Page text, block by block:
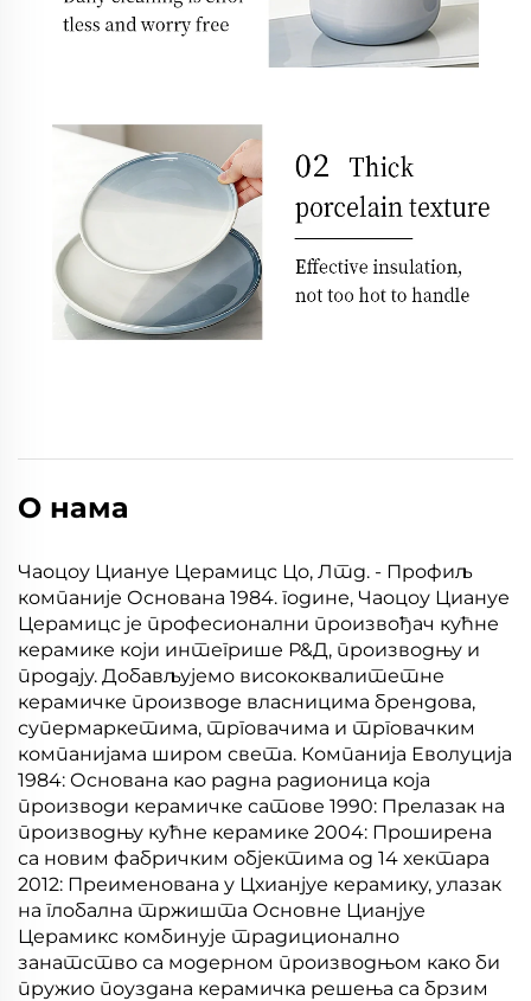
О нама
Чаоцоу Циануе Церамицс Цо, Лтд. - Профиљ
компаније Основана 1984. године, Чаоцоу Циануе
Церамицс је професионални произвођач кућне
керамике који интегрише Р&Д, производњу и
продају. Добављујемо висококвалитетне
керамичке производе власницима брендова,
супермаркетима, трговачима и трговачким
компанијама широм света. Компанија Еволуција
1984: Основана као радна радионица која
производи керамичке сатове 1990: Прелазак на
производњу кућне керамике 2004: Проширена
са новим фабричким објектима од 14 хектара
2012: Преименована у Цхианјуе керамику, улазак
на глобална тржишта Основне Цианјуе
Церамикс комбинује традиционално
занатство са модерном производњом како би
пружио поуздана керамичка решења са брзим